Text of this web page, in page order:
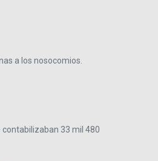
a los nosocomios.
contabilizaban 33 mil 480